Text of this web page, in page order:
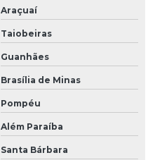
Araçuaí
Taiobeiras
Guanhães
Brasília de Minas
Pompéu
Além Paraíba
Santa Bárbara